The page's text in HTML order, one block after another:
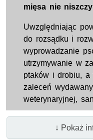
mięsa nie
Uwzględniając
do rozsądku i
wyprowadzanie
utrzymywanie w
ptaków i drobiu, a
zaleceń
weterynaryjnej,
↓ Pokaż